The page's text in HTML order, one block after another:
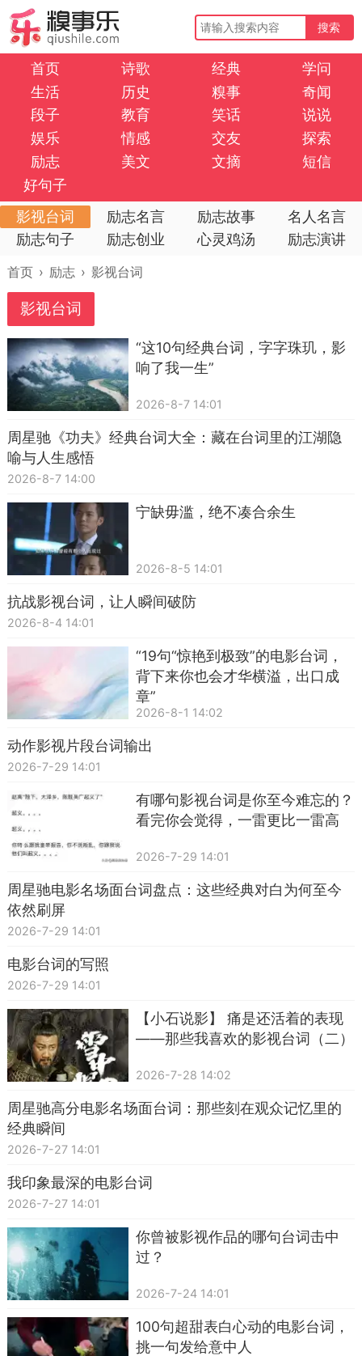
搜索
首页 诗歌 经典
学问
生活
历史 糗事
奇闻
段子
教育 笑话
说说
娱乐
情感 交友
探索
励志
美文 文摘
短信
好句子
影视台词
励志名言 励志故事
名人名言
励志句子
励志创业 心灵鸡汤 励志演讲
首页 › 励志 › 影视台词
影视台词
“这10句经典台词，字字珠玑，影
响了我一生”
2026-8-7 14:01
周星驰《功夫》经典台词大全：藏在台词里的江湖隐
喻与人生感悟
2026-8-7 14:00
宁缺毋滥，绝不凑合余生
2026-8-5 14:01
抗战影视台词，让人瞬间破防
2026-8-4 14:01
“19句“惊艳到极致”的电影台词，
背下来你也会才华横溢，出口成
章”
2026-8-1 14:02
动作影视片段台词输出
2026-7-29 14:01
有哪句影视台词是你至今难忘的？
看完你会觉得，一雷更比一雷高
2026-7-29 14:01
周星驰电影名场面台词盘点：这些经典对白为何至今
依然刷屏
2026-7-29 14:01
电影台词的写照
2026-7-29 14:01
【小石说影】 痛是还活着的表现
——那些我喜欢的影视台词（二）
2026-7-28 14:02
周星驰高分电影名场面台词：那些刻在观众记忆里的
经典瞬间
2026-7-27 14:01
我印象最深的电影台词
2026-7-27 14:01
你曾被影视作品的哪句台词击中
过？
2026-7-24 14:01
100句超甜表白心动的电影台词，
挑一句发给意中人